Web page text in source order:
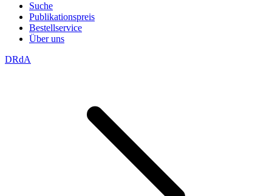
Suche
Publikationspreis
Bestellservice
Über uns
DRdA